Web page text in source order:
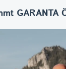
GARANTA